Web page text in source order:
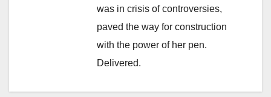
was in crisis of controversies,
paved the way for construction
with the power of her pen.
Delivered.